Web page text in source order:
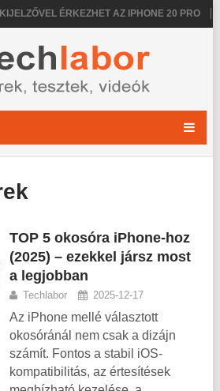
ÉRKEZHET AZ IPHONE 20 PRO
TOP 5 okosóra iPhone-hoz
(2025) – ezekkel jársz most
a legjobban
Techlabor 2025-12-17
Az iPhone mellé választott
okosóránál nem csak a dizájn
számít. Fontos a stabil iOS-
kompatibilitás, az értesítések